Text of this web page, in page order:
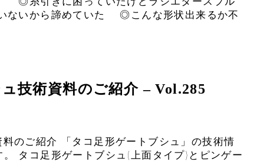
いから諦めていた ◎こんな形状出来るか不
技術資料のご紹介 – Vol.285
のご紹介 「タコ足形ゲートブシュ」の技術情
タコ足形ゲートブシュ(上面タイプ)とピンゲー